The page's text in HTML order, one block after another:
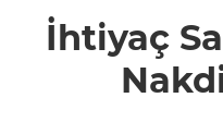
İhtiyaç